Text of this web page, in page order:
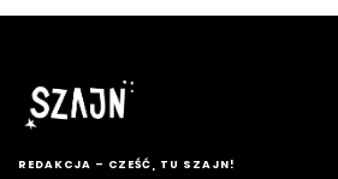
REDAKCJA – CZEŚĆ, TU SZAJN!